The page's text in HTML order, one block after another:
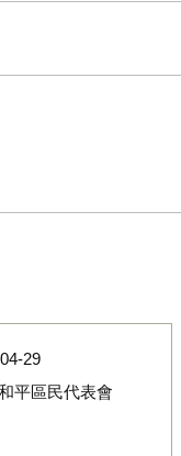
29
平區民代表會